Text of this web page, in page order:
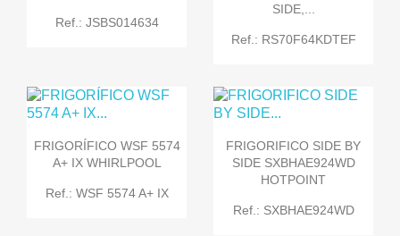
Ref.: JSBS014634
SIDE,...
Ref.: RS70F64KDTEF
FRIGORÍFICO WSF 5574
A+ IX WHIRLPOOL
Ref.: WSF 5574 A+ IX
FRIGORIFICO SIDE BY
SIDE SXBHAE924WD
HOTPOINT
Ref.: SXBHAE924WD